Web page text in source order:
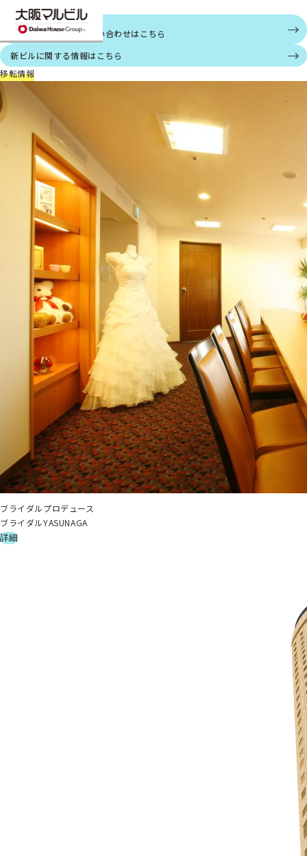
ご案内
大阪第一ホテル
個人情報に関するお問い合わせはこちら
新ビルに関する情報はこちら
移転情報
ブライダルプロデュース
ブライダルYASUNAGA
詳細